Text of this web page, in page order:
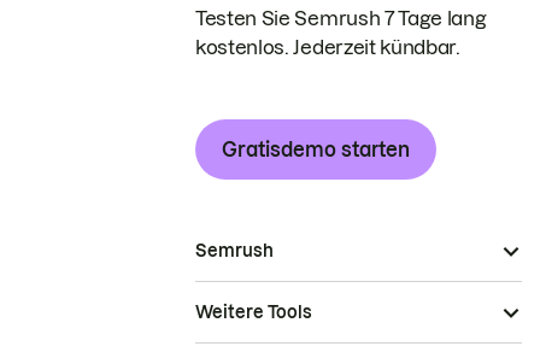
Testen Sie Semrush 7 Tage lang
kostenlos. Jederzeit kündbar.
Gratisdemo starten
Semrush
Weitere Tools